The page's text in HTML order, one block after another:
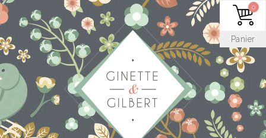
Panier
0